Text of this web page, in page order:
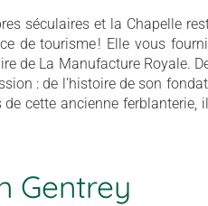
séculaires et la Chapelle
de tourisme ! Elle vous
de La Manufacture Royale.
: de l’histoire de son
cette ancienne ferblanterie,
Gentrey